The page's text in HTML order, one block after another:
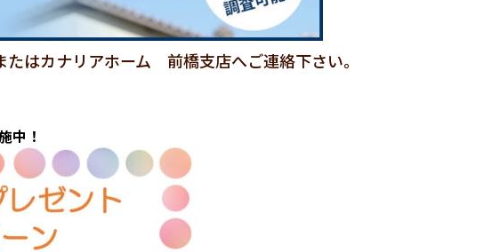
はカナリアホーム 前橋支店へご連絡下さい。
中！